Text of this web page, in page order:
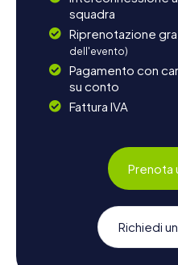
squadra
Riprenotazione
dell'evento)
Pagamento con
su conto
Fattura IVA
Prenota
Richiedi